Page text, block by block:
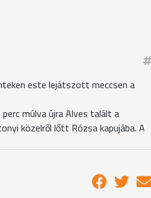
este lejátszott meccsen a
múlva újra Alves talált a
közelről lőtt Rózsa kapujába. A